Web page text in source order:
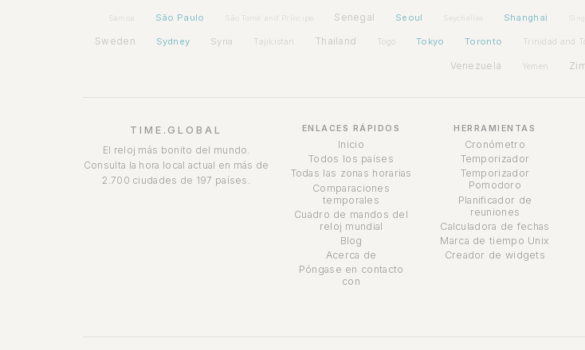
Samoa São Paulo São Tomé and Príncipe Senegal Seoul Seychelles Shanghai
Sweden Sydney Syria Tajikistan Thailand Togo Tokyo Toronto Trinidad and
Venezuela Yemen
TIME.GLOBAL
El reloj más bonito del mundo.
Consulta la hora local actual en más de
2.700 ciudades de 197 países.
ENLACES RÁPIDOS
Inicio
Todos los países
Todas las zonas horarias
Comparaciones
temporales
Cuadro de mandos del
reloj mundial
Blog
Acerca de
Póngase en contacto
con
HERRAMIENTAS
Cronómetro
Temporizador
Temporizador
Pomodoro
Planificador de
reuniones
Calculadora de fechas
Marca de tiempo Unix
Creador de widgets